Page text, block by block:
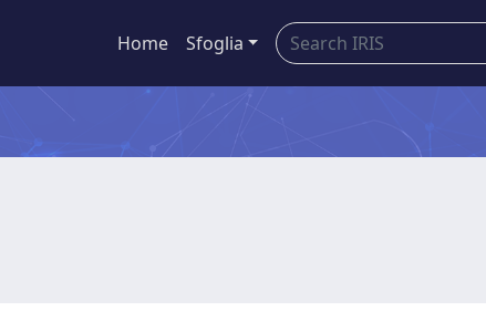
Home Sfoglia